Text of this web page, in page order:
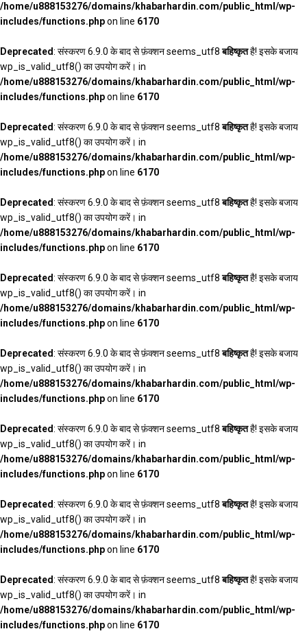
/home/u888153276/domains/khabarhardin.com/public_html/wp-
includes/functions.phpon line 6170
Deprecated: संस्करण 6.9.0 के बाद से फ़ंक्शन seems_utf8बहिष्कृतहै! इसके बजाय
wp_is_valid_utf8() का उपयोग करें। in
/home/u888153276/domains/khabarhardin.com/public_html/wp-
includes/functions.phpon line 6170
Deprecated: संस्करण 6.9.0 के बाद से फ़ंक्शन seems_utf8बहिष्कृतहै! इसके बजाय
wp_is_valid_utf8() का उपयोग करें। in
/home/u888153276/domains/khabarhardin.com/public_html/wp-
includes/functions.phpon line 6170
Deprecated: संस्करण 6.9.0 के बाद से फ़ंक्शन seems_utf8बहिष्कृतहै! इसके बजाय
wp_is_valid_utf8() का उपयोग करें। in
/home/u888153276/domains/khabarhardin.com/public_html/wp-
includes/functions.phpon line 6170
Deprecated: संस्करण 6.9.0 के बाद से फ़ंक्शन seems_utf8बहिष्कृतहै! इसके बजाय
wp_is_valid_utf8() का उपयोग करें। in
/home/u888153276/domains/khabarhardin.com/public_html/wp-
includes/functions.phpon line 6170
Deprecated: संस्करण 6.9.0 के बाद से फ़ंक्शन seems_utf8बहिष्कृतहै! इसके बजाय
wp_is_valid_utf8() का उपयोग करें। in
/home/u888153276/domains/khabarhardin.com/public_html/wp-
includes/functions.phpon line 6170
Deprecated: संस्करण 6.9.0 के बाद से फ़ंक्शन seems_utf8बहिष्कृतहै! इसके बजाय
wp_is_valid_utf8() का उपयोग करें। in
/home/u888153276/domains/khabarhardin.com/public_html/wp-
includes/functions.phpon line 6170
Deprecated: संस्करण 6.9.0 के बाद से फ़ंक्शन seems_utf8बहिष्कृतहै! इसके बजाय
wp_is_valid_utf8() का उपयोग करें। in
/home/u888153276/domains/khabarhardin.com/public_html/wp-
includes/functions.phpon line 6170
Deprecated: संस्करण 6.9.0 के बाद से फ़ंक्शन seems_utf8बहिष्कृतहै! इसके बजाय
wp_is_valid_utf8() का उपयोग करें। in
/home/u888153276/domains/khabarhardin.com/public_html/wp-
includes/functions.phpon line 6170